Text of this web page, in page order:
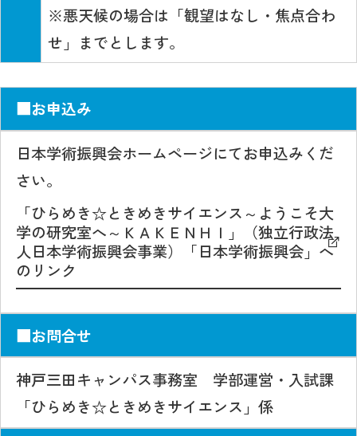
※悪天候の場合は「観望はなし・焦点合わ
せ」までとします。
■お申込み
日本学術振興会ホームページにてお申込みくだ
さい。
「ひらめき☆ときめきサイエンス～ようこそ大
学の研究室へ～ＫＡＫＥＮＨＩ」（独立行政法
人日本学術振興会事業）「日本学術振興会」へ
のリンク
■お問合せ
神戸三田キャンパス事務室 学部運営・入試課
「ひらめき☆ときめきサイエンス」係